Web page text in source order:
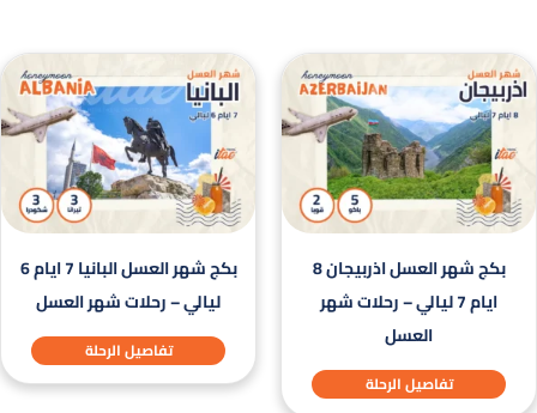
بكج شهر العسل اذربيجان 8
ايام 7 ليالي – رحلات شهر
العسل
تفاصيل الرحلة
بكج شهر العسل البانيا 7 ايام 6
ليالي – رحلات شهر العسل
تفاصيل الرحلة